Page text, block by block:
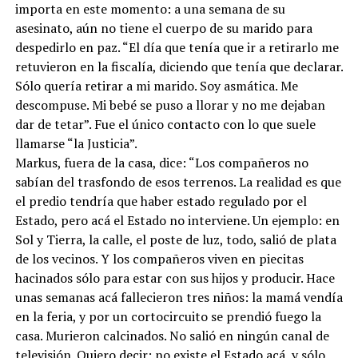
importa en este momento: a una semana de su
asesinato, aún no tiene el cuerpo de su marido para
despedirlo en paz. “El día que tenía que ir a retirarlo me
retuvieron en la fiscalía, diciendo que tenía que declarar.
Sólo quería retirar a mi marido. Soy asmática. Me
descompuse. Mi bebé se puso a llorar y no me dejaban
dar de tetar”. Fue el único contacto con lo que suele
llamarse “la Justicia”.
Markus, fuera de la casa, dice: “Los compañeros no
sabían del trasfondo de esos terrenos. La realidad es que
el predio tendría que haber estado regulado por el
Estado, pero acá el Estado no interviene. Un ejemplo: en
Sol y Tierra, la calle, el poste de luz, todo, salió de plata
de los vecinos. Y los compañeros viven en piecitas
hacinados sólo para estar con sus hijos y producir. Hace
unas semanas acá fallecieron tres niños: la mamá vendía
en la feria, y por un cortocircuito se prendió fuego la
casa. Murieron calcinados. No salió en ningún canal de